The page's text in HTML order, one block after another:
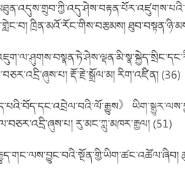
ཁྲིན་མའོ་རོང་གིས་བརྩམས།
རྡོ་རྗེ་སྒྲོལ་མ། རིག་འཛིན། (36)
》
རུ་མང་ཀླུ་མཁར་རྒྱལ། (51)